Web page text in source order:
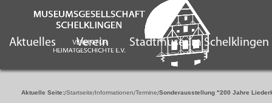
Aktuelles Verein Stadtmuseum Schelklingen
Aktuelle Seite: Startseite Informationen Termine Sonderausstellung "200 Jahre